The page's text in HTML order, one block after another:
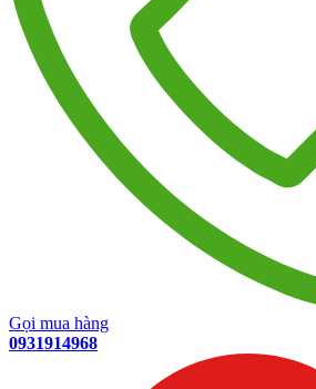
Gọi mua hàng
0931914968